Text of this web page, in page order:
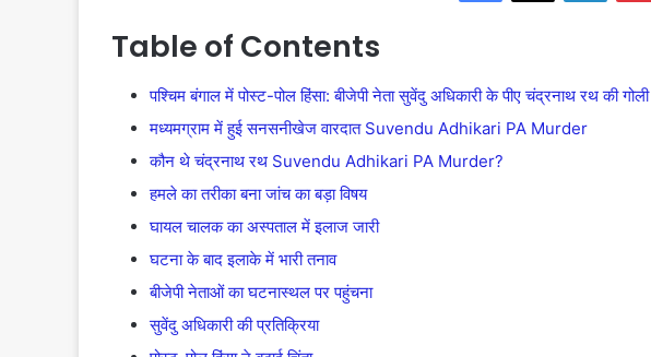
Table of Contents
पश्चिम बंगाल में पोस्ट-पोल हिंसा: बीजेपी नेता सुवेंदु अधिकारी के पीए चंद्रनाथ रथ की
मध्यमग्राम में हुई सनसनीखेज वारदात Suvendu Adhikari PA Murder
कौन थे चंद्रनाथ रथ Suvendu Adhikari PA Murder?
हमले का तरीका बना जांच का बड़ा विषय
घायल चालक का अस्पताल में इलाज जारी
घटना के बाद इलाके में भारी तनाव
बीजेपी नेताओं का घटनास्थल पर पहुंचना
सुवेंदु अधिकारी की प्रतिक्रिया